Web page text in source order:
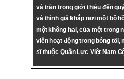
và trân trọng giới thiệu đến
và thính giả khắp nơi một bộ
một không hai, của một trong
viên hoạt động trong bóng tối,
sĩ thuộc Quân Lực Việt Nam